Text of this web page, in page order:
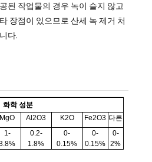
된 작업물의 경우 녹이 슬지 않고
장점이 있으므로 산세 녹 제거 처
다.
화학 성분
MgO Al2O3 K2O Fe2O3 다른
1-
0.2-
1.8%
0-
0.15%
0-
0.15%
0-
2%